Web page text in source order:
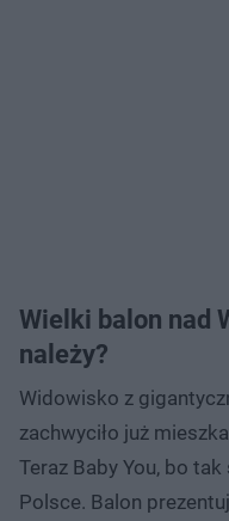
Wielki balon nad
należy?
Widowisko z
zachwyciło już
Teraz Baby You, bo
Polsce. Balon